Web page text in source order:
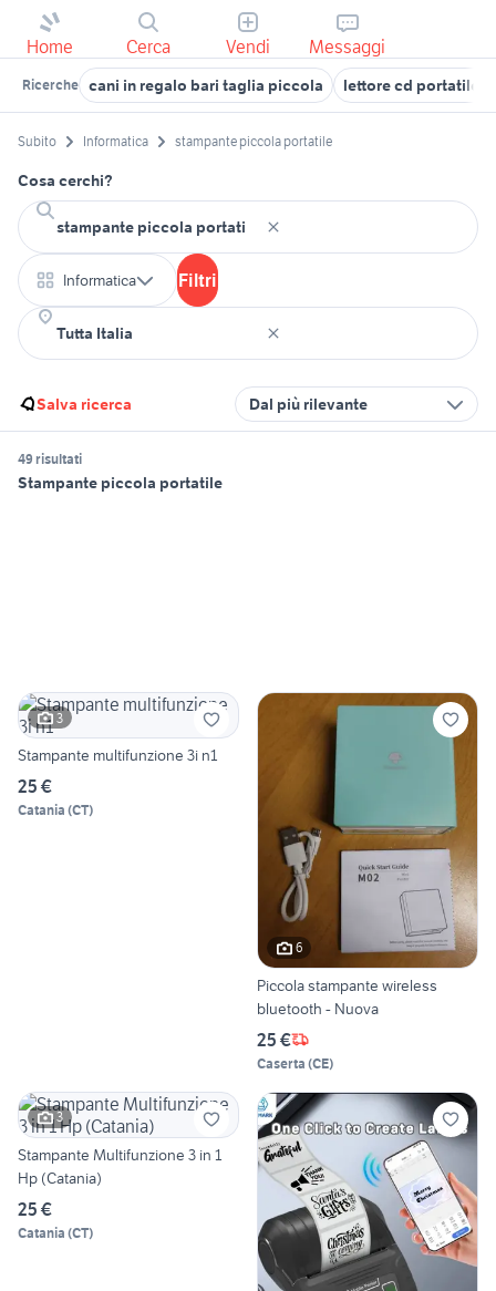
Home Cerca Vendi Messaggi
Ricerche cani in regalo bari taglia piccola lettore cd portatile
Subito Informatica stampante piccola portatile
Cosa cerchi?
Informatica Filtri
Salva ricerca Dal più rilevante
49 risultati
Stampante piccola portatile
3
Stampante multifunzione 3i n1
25 €
Catania (CT)
6
Piccola stampante wireless
bluetooth - Nuova
25 €
Caserta (CE)
3
Stampante Multifunzione 3 in 1
Hp (Catania)
25 €
Catania (CT)